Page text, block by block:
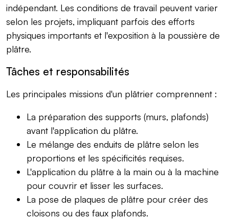
indépendant. Les conditions de travail peuvent varier
selon les projets, impliquant parfois des efforts
physiques importants et l'exposition à la poussière de
plâtre.
Tâches et responsabilités
Les principales missions d'un plâtrier comprennent :
La préparation des supports (murs, plafonds)
avant l'application du plâtre.
Le mélange des enduits de plâtre selon les
proportions et les spécificités requises.
L'application du plâtre à la main ou à la machine
pour couvrir et lisser les surfaces.
La pose de plaques de plâtre pour créer des
cloisons ou des faux plafonds.